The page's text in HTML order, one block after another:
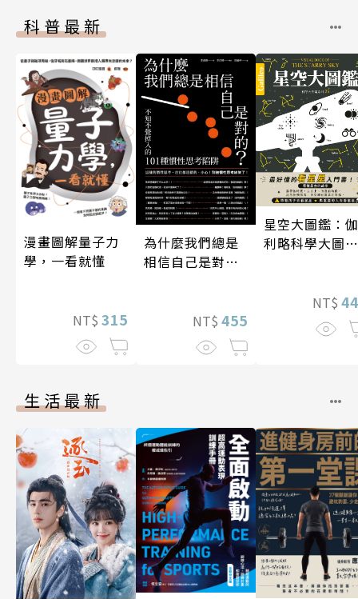
科普最新
漫畫圖解量子力
學，一看就懂
NT$ 315
為什麼我們總是
相信自己是對
NT$ 455
星空大圖鑑：伽
利略科學大圖鑑
NT$
生活最新